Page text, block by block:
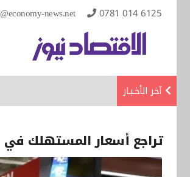
news.net 0781 014 6125
آخر الأخـبـار
تراجع أسعار المستهلك في